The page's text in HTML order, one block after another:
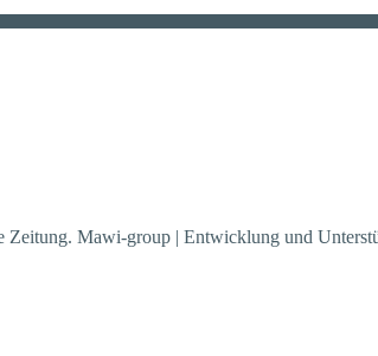
Mawi-group | Entwicklung und